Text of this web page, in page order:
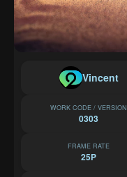
Vincent
WORK CODE / VERSION
0303
FRAME RATE
25P